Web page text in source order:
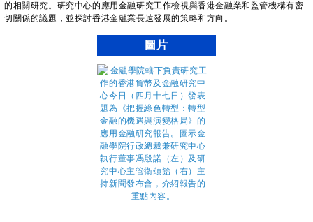
的相關研究。研究中心的應用金融研究工作檢視與香港金融業和監管機構有密
切關係的議題，並探討香港金融業長遠發展的策略和方向。
圖片